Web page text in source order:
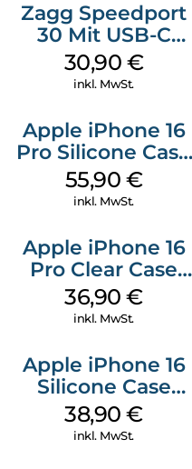
Zagg Speedport
30 Mit USB-C
Kabel Weiß
30,90 €
inkl. MwSt.
Apple iPhone 16
Pro Silicone Case
MagSafe Stone
Gray
55,90 €
inkl. MwSt.
Apple iPhone 16
Pro Clear Case
MagSafe
Transparent
36,90€
inkl. MwSt.
Apple iPhone 16
Silicone Case
MagSafe
Ultramarine
38,90€
inkl. MwSt.